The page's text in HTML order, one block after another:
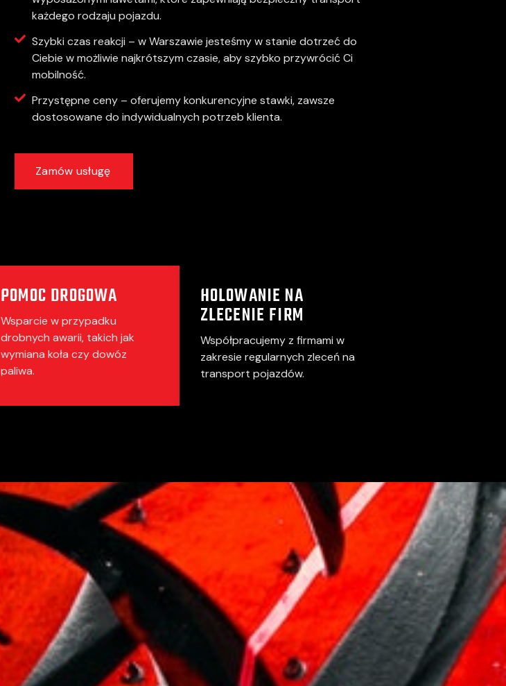
każdego rodzaju pojazdu.
Szybki czas reakcji – w Warszawie jesteśmy w stanie dotrzeć do
Ciebie w możliwie najkrótszym czasie, aby szybko przywrócić Ci
mobilność.
Przystępne ceny – oferujemy konkurencyjne stawki, zawsze
dostosowane do indywidualnych potrzeb klienta.
Zamów usługę
POMOC DROGOWA
Wsparcie w przypadku
drobnych awarii, takich jak
wymiana koła czy dowóz
paliwa.
HOLOWANIE NA
ZLECENIE FIRM
Współpracujemy z firmami w
zakresie regularnych zleceń na
transport pojazdów.